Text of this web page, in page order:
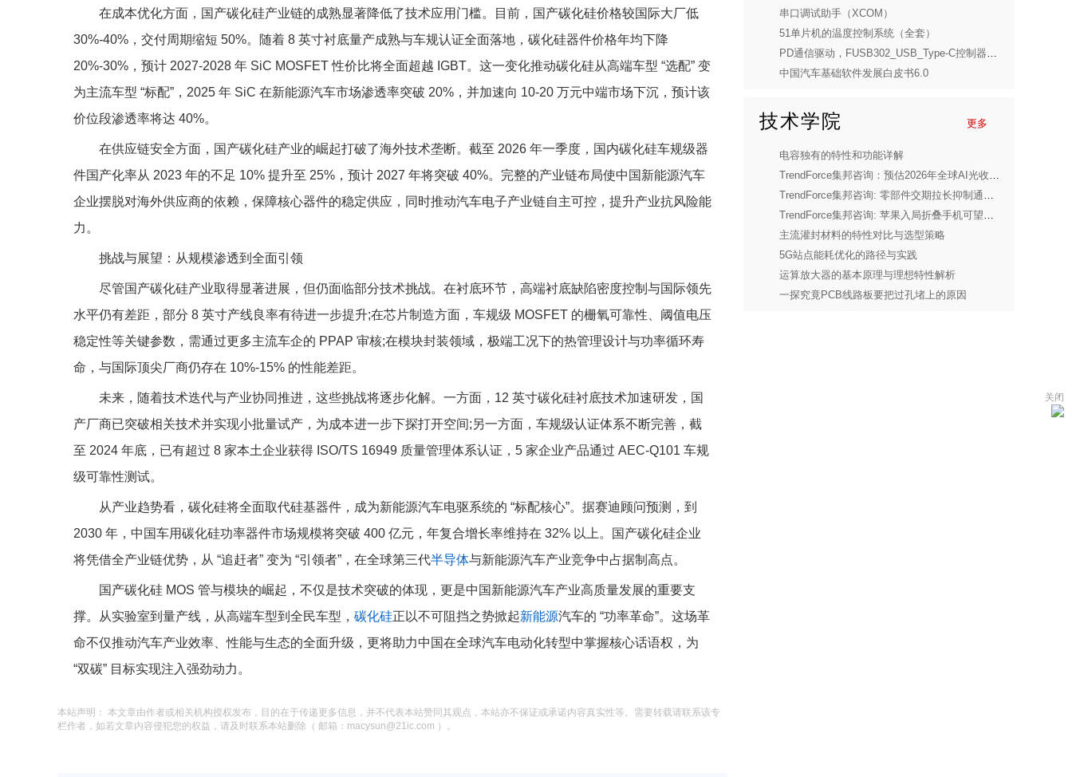
在成本优化方面，国产碳化硅产业链的成熟显著降低了技术应用门槛。目前，国产碳化硅价格较国际大厂低
30%-40%，交付周期缩短 50%。随着 8 英寸衬底量产成熟与车规认证全面落地，碳化硅器件价格年均下降
20%-30%，预计 2027-2028 年 SiC MOSFET 性价比将全面超越 IGBT。这一变化推动碳化硅从高端车型 “选配” 变
为主流车型 “标配”，2025 年 SiC 在新能源汽车市场渗透率突破 20%，并加速向 10-20 万元中端市场下沉，预计该
价位段渗透率将达 40%。
在供应链安全方面，国产碳化硅产业的崛起打破了海外技术垄断。截至 2026 年一季度，国内碳化硅车规级器
件国产化率从 2023 年的不足 10% 提升至 25%，预计 2027 年将突破 40%。完整的产业链布局使中国新能源汽车
企业摆脱对海外供应商的依赖，保障核心器件的稳定供应，同时推动汽车电子产业链自主可控，提升产业抗风险能
力。
挑战与展望：从规模渗透到全面引领
尽管国产碳化硅产业取得显著进展，但仍面临部分技术挑战。在衬底环节，高端衬底缺陷密度控制与国际领先
水平仍有差距，部分 8 英寸产线良率有待进一步提升;在芯片制造方面，车规级 MOSFET 的栅氧可靠性、阈值电压
稳定性等关键参数，需通过更多主流车企的 PPAP 审核;在模块封装领域，极端工况下的热管理设计与功率循环寿
命，与国际顶尖厂商仍存在 10%-15% 的性能差距。
未来，随着技术迭代与产业协同推进，这些挑战将逐步化解。一方面，12 英寸碳化硅衬底技术加速研发，国
产厂商已突破相关技术并实现小批量试产，为成本进一步下探打开空间;另一方面，车规级认证体系不断完善，截
至 2024 年底，已有超过 8 家本土企业获得 ISO/TS 16949 质量管理体系认证，5 家企业产品通过 AEC-Q101 车规
级可靠性测试。
从产业趋势看，碳化硅将全面取代硅基器件，成为新能源汽车电驱系统的 “标配核心”。据赛迪顾问预测，到
2030 年，中国车用碳化硅功率器件市场规模将突破 400 亿元，年复合增长率维持在 32% 以上。国产碳化硅企业
将凭借全产业链优势，从 “追赶者” 变为 “引领者”，在全球第三代半导体与新能源汽车产业竞争中占据制高点。
国产碳化硅 MOS 管与模块的崛起，不仅是技术突破的体现，更是中国新能源汽车产业高质量发展的重要支
撑。从实验室到量产线，从高端车型到全民车型， 碳化硅正以不可阻挡之势掀起新能源汽车的 “功率革命”。这场革
命不仅推动汽车产业效率、性能与生态的全面升级，更将助力中国在全球汽车电动化转型中掌握核心话语权，为
“双碳” 目标实现注入强劲动力。
本站声明： 本文章由作者或相关机构授权发布，目的在于传递更多信息，并不代表本站赞同其观点，本站亦不保证或承诺内容真实性等。需要转载请联系该专
栏作者，如若文章内容侵犯您的权益，请及时联系本站删除（ 邮箱：macysun@21ic.com ）。
串口调试助手（XCOM）
51单片机的温度控制系统（全套）
PD通信驱动，FUSB302_USB_Type-C控制器固件源码
中国汽车基础软件发展白皮书6.0
更多
技术学院
电容独有的特性和功能详解
TrendForce集邦咨询：预估2026年全球AI光收发模块市场规模达260亿美元，关键零部件吃紧成扩产瓶颈
TrendForce集邦咨询: 零部件交期拉长抑制通用型服务器成长动能，预估2026年整体服务器出货量年增13%
TrendForce集邦咨询: 苹果入局折叠手机可望拿下近两成市占，应力管理成改善折痕关键
主流灌封材料的特性对比与选型策略
5G站点能耗优化的路径与实践
运算放大器的基本原理与理想特性解析
一探究竟PCB线路板要把过孔堵上的原因
关闭